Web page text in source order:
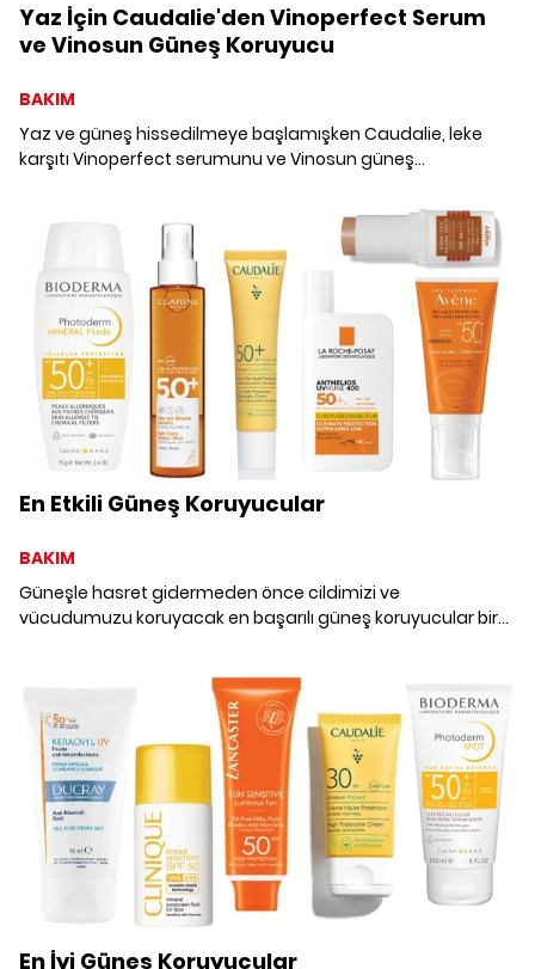
Yaz İçin Caudalie'den Vinoperfect Serum
ve Vinosun Güneş Koruyucu
BAKIM
Yaz ve güneş hissedilmeye başlamışken Caudalie, leke
karşıtı Vinoperfect serumunu ve Vinosun güneş
En Etkili Güneş Koruyucular
BAKIM
Güneşle hasret gidermeden önce cildimizi ve
vücudumuzu koruyacak en başarılı güneş koruyucular bir
En İyi Güneş Koruyucular